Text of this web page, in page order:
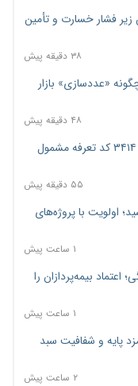
زیر فشار خسارت و تأمین
۳۸ دقیقه پیش
«عددسازی» بازار
۴۸ دقیقه پیش
مسیر تأمین مواد اولیه صنایع تسهیل شد؛ ۳۴۱۴ کد تعرفه مشمول
۵۵ دقیقه پیش
اولویت با پروژه‌های
۱ ساعت پیش
بیمه‌پردازان را
۱ ساعت پیش
پایه و شفافیت سبد
۲ ساعت پیش